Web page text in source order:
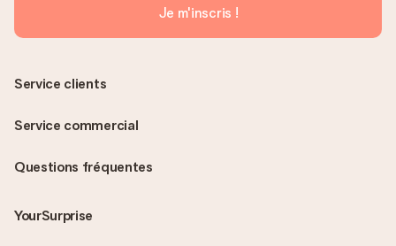
Je m'inscris !
Questions fréquentes
YourSurprise
Service clients
Service commercial